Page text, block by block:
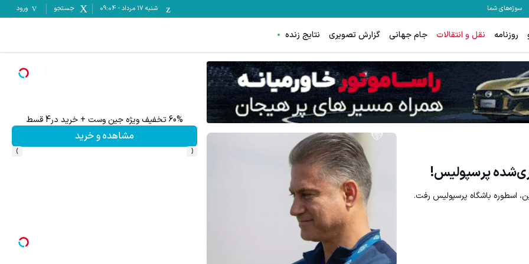
سوژه‌های شما شنبه ۱۷ مرداد -
09:04 جستجو ورود
روزنامه نقل و انتقالات جام جهانی گزارش تصویری نتایج زنده
پرسپولیس!
اسطوره باشگاه پرسپولیس رفت.
مشاهده و خرید
60% تخفیف پوشاک جین وست + خرید در 4 قسط
مشاهده و خرید
‹
›